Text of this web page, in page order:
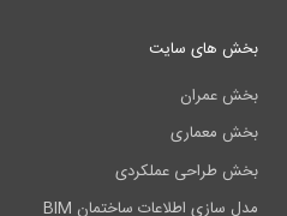
بخش های سایت
بخش عمران
بخش معماری
بخش طراحی عملکردی
مدل سازی اطلاعات ساختمان BIM